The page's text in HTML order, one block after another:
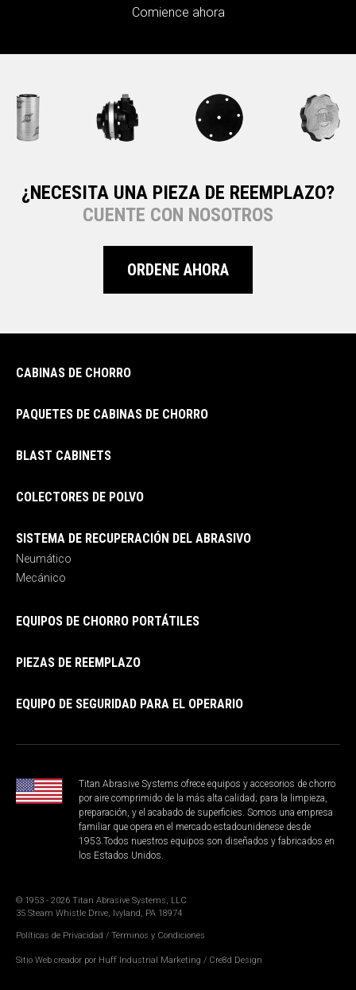
Comience ahora
¿NECESITA UNA PIEZA DE REEMPLAZO?
CUENTE CON NOSOTROS
ORDENE AHORA
CABINAS DE CHORRO
PAQUETES DE CABINAS DE CHORRO
BLAST CABINETS
COLECTORES DE POLVO
SISTEMA DE RECUPERACIÓN DEL ABRASIVO
Neumático
Mecánico
EQUIPOS DE CHORRO PORTÁTILES
PIEZAS DE REEMPLAZO
EQUIPO DE SEGURIDAD PARA EL OPERARIO
Titan Abrasive Systems ofrece equipos y accesorios de chorro
por aire comprimido de la más alta calidad; para la limpieza,
preparación, y el acabado de superficies. Somos una empresa
familiar que opera en el mercado estadounidenese desde
1953.Todos nuestros equipos son diseñados y fabricados en
los Estados Unidos.
© 1953 - 2026 Titan Abrasive Systems, LLC
35 Steam Whistle Drive, Ivyland, PA 18974
Políticas de Privacidad / Términos y Condiciones
Sitio Web creador por Huff Industrial Marketing / Cre8d Design